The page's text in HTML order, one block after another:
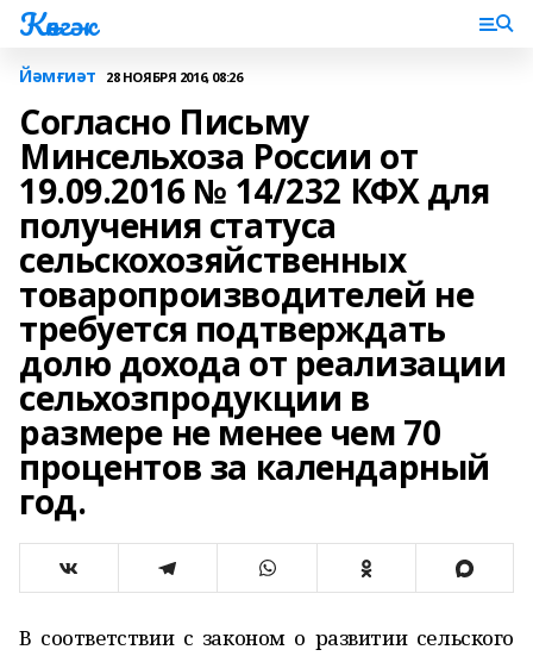
Көнгәк
Йәмғиәт 28 НОЯБРЯ 2016, 08:26
Согласно Письму
Минсельхоза России от
19.09.2016 № 14/232 КФХ для
получения статуса
сельскохозяйственных
товаропроизводителей не
требуется подтверждать
долю дохода от реализации
сельхозпродукции в
размере не менее чем 70
процентов за календарный
год.
В соответствии с законом о развитии сельского